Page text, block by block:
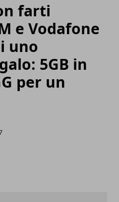
farti
e Vodafone
uno
5GB in
per un